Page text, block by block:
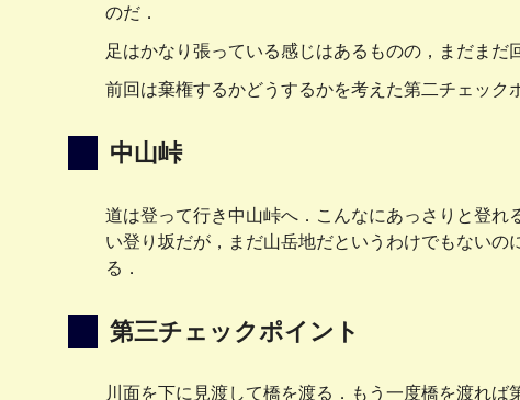
のだ．
足はかなり張っている感じはあるものの，まだまだ
前回は棄権するかどうするかを考えた第二チェック
中山峠
道は登って行き中山峠へ．こんなにあっさりと登
い登り坂だが，まだ山岳地だというわけでもない
る．
第三チェックポイント
川面を下に見渡して橋を渡る．もう一度橋を渡れば